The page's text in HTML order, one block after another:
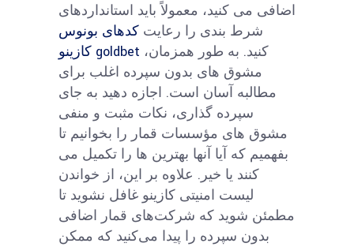
اضافی می کنید، معمولاً باید استانداردهای
شرط بندی را رعایت کدهای بونوس
کازینو goldbet
مشوق های بدون سپرده اغلب برای
مطالبه آسان است. اجازه دهید به جای
سپرده گذاری، نکات مثبت و منفی
مشوق های مؤسسات قمار را بخوانیم تا
بفهمیم که آیا آنها بهترین ها را تکمیل می
کنند یا خیر. علاوه بر این، از خواندن
لیست امنیتی کازینو غافل نشوید تا
مطمئن شوید که شرکت‌های قمار اضافی
بدون سپرده را پیدا می‌کنید که ممکن